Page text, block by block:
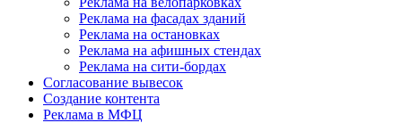
Реклама на фасадах зданий
Реклама на остановках
Реклама на афишных стендах
Реклама на сити-бордах
Согласование вывесок
Создание контента
Реклама в МФЦ